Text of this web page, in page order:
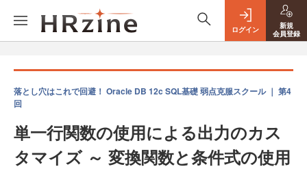
ログイン
新規
会員登録
落とし穴はこれで回避！ Oracle DB 12c SQL基礎 弱点克服スクール ｜ 第4
回
単一行関数の使用による出力のカス
タマイズ ～ 変換関数と条件式の使用